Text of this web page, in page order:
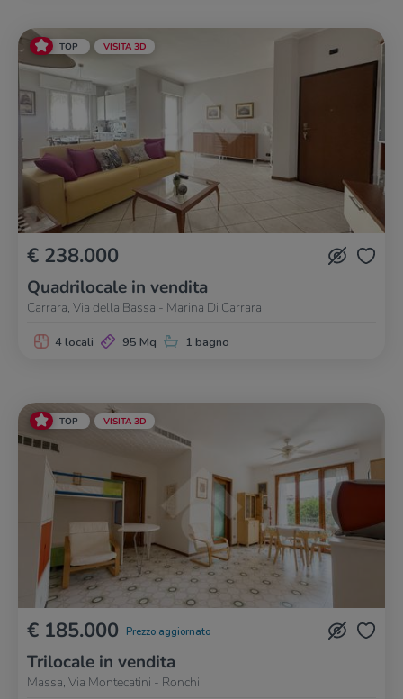
TOP VISITA 3D
€ 238.000
Quadrilocale in vendita
Carrara, Via della Bassa - Marina Di Carrara
4 locali 95 Mq 1 bagno
TOP VISITA 3D
€ 185.000 Prezzo aggiornato
Trilocale in vendita
Massa, Via Montecatini - Ronchi